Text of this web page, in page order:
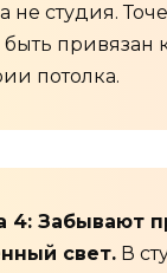
не студия.
привязан
потолка.
4: Забывают
свет. В